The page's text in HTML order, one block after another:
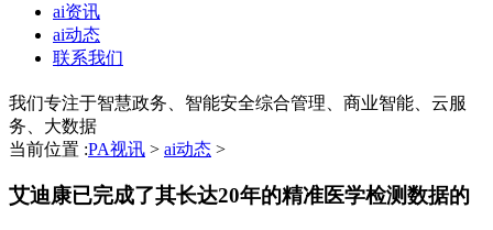
ai资讯
ai动态
联系我们
我们专注于智慧政务、智能安全综合管理、商业智能、云服
务、大数据
当前位置 :PA视讯 > ai动态 >
艾迪康已完成了其长达20年的精准医学检测数据的